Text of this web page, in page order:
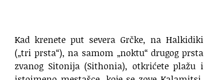
Kad krenete put severa Grčke, na Halkidiki
(„tri prsta“), na samom „noktu“ drugog prsta
zvanog Sitonija (Sithonia), otkrićete plažu i